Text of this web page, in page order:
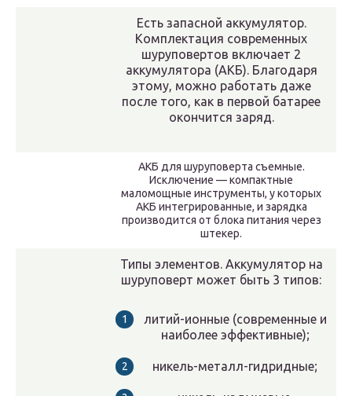
Есть запасной аккумулятор.
Комплектация современных
шуруповертов включает 2
аккумулятора (АКБ). Благодаря
этому, можно работать даже
после того, как в первой батарее
окончится заряд.
АКБ для шуруповерта съемные.
Исключение — компактные
маломощные инструменты, у которых
АКБ интегрированные, и зарядка
производится от блока питания через
штекер.
Типы элементов. Аккумулятор на
шуруповерт может быть 3 типов:
литий-ионные (современные и
наиболее эффективные);
никель-металл-гидридные;